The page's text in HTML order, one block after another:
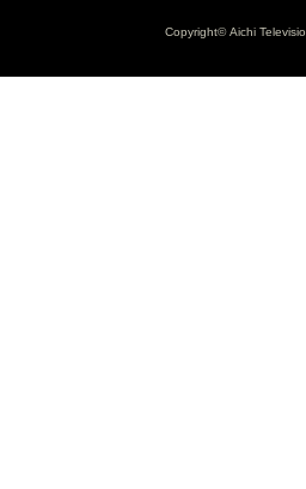
Copyright© Aichi